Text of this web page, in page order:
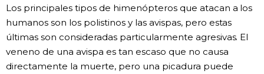
Los principales tipos de himenópteros que atacan a los
humanos son los polistinos y las avispas, pero estas
últimas son consideradas particularmente agresivas. El
veneno de una avispa es tan escaso que no causa
directamente la muerte, pero una picadura puede